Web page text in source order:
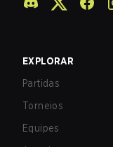
EXPLORAR
Partidas
Torneios
Equipes